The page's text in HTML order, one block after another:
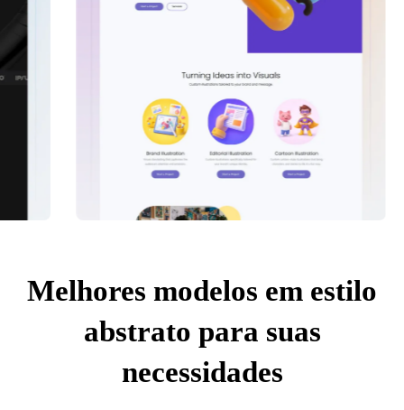
Melhores modelos em estilo
abstrato para suas
necessidades